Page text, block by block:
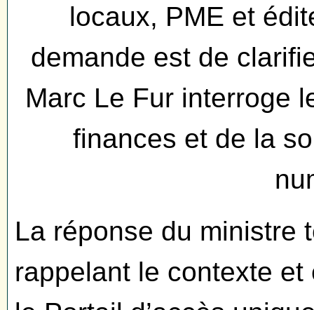
locaux, PME et
demande est de
Marc Le Fur interroge
finances et de la
La réponse du ministre
rappelant le contexte